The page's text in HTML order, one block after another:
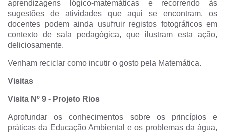
aprendizagens lógico-matemáticas e recorrendo às
sugestões de atividades que aqui se encontram, os
docentes podem ainda usufruir registos fotográficos em
contexto de sala pedagógica, que ilustram esta ação,
deliciosamente.
Venham reciclar como incutir o gosto pela Matemática.
Visitas
Visita Nº 9 - Projeto Rios
Aprofundar os conhecimentos sobre os princípios e
práticas da Educação Ambiental e os problemas da água,